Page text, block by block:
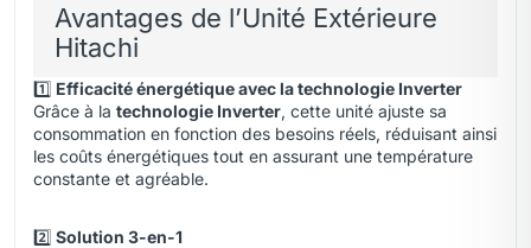
Avantages de l’Unité Extérieure
Hitachi
1️⃣ Efficacité énergétique avec la technologie Inverter
Grâce à la technologie Inverter, cette unité ajuste sa
consommation en fonction des besoins réels, réduisant ainsi
les coûts énergétiques tout en assurant une température
constante et agréable.
2️⃣ Solution 3-en-1